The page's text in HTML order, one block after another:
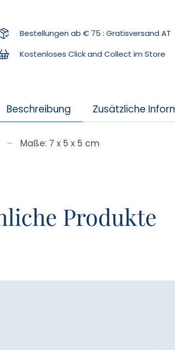
Bestellungen ab € 75 : Gratisversand AT
Kostenloses Click and Collect im Store
Beschreibung Zusätzliche
Maße: 7 x 5 x 5 cm
Produkte